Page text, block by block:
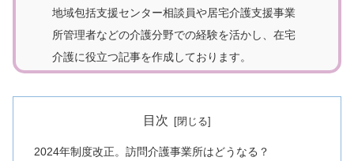
地域包括支援センター相談員や居宅介護支援事業
所管理者などの介護分野での経験を活かし、在宅
介護に役立つ記事を作成しております。
目次
2024年制度改正。訪問介護事業所はどうなる？